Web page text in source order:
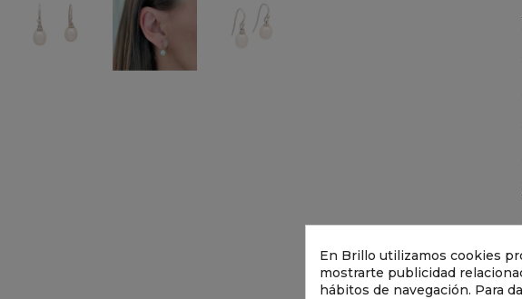
En Brillo utilizamos cookies
mostrarte publicidad
hábitos de navegación. Para